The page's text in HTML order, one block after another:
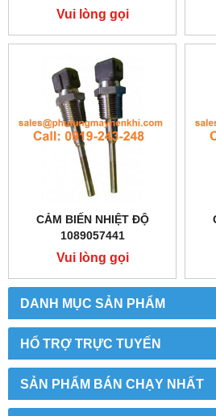
DANH MỤC SẢN PHẨM
HỔ TRỢ TRỰC TUYẾN
SẢN PHẨM BÁN CHẠY NHẤT
Vui lòng gọi
CẢM BIẾN NHIỆT ĐỘ
1089057441
Vui lòng gọi